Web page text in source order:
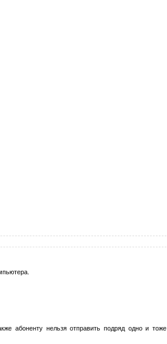
абоненту нельзя отправить подряд одно и тоже